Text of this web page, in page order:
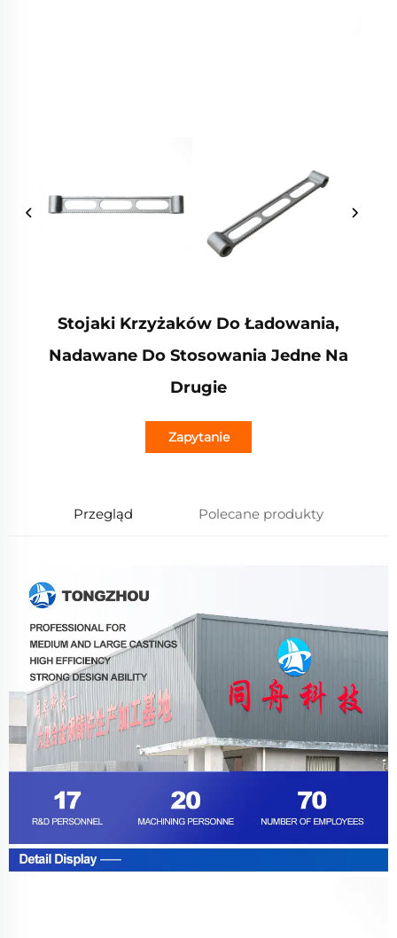
Stojaki Krzyżaków Do Ładowania,
Nadawane Do Stosowania Jedne Na
Drugie
Zapytanie
Przegląd Polecane produkty